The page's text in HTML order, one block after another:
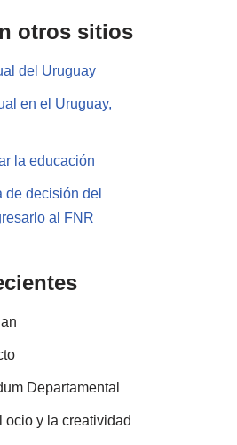
otros sitios
del Uruguay
en el Uruguay,
la educación
de decisión del
al FNR
Departamental
ocio y la creatividad